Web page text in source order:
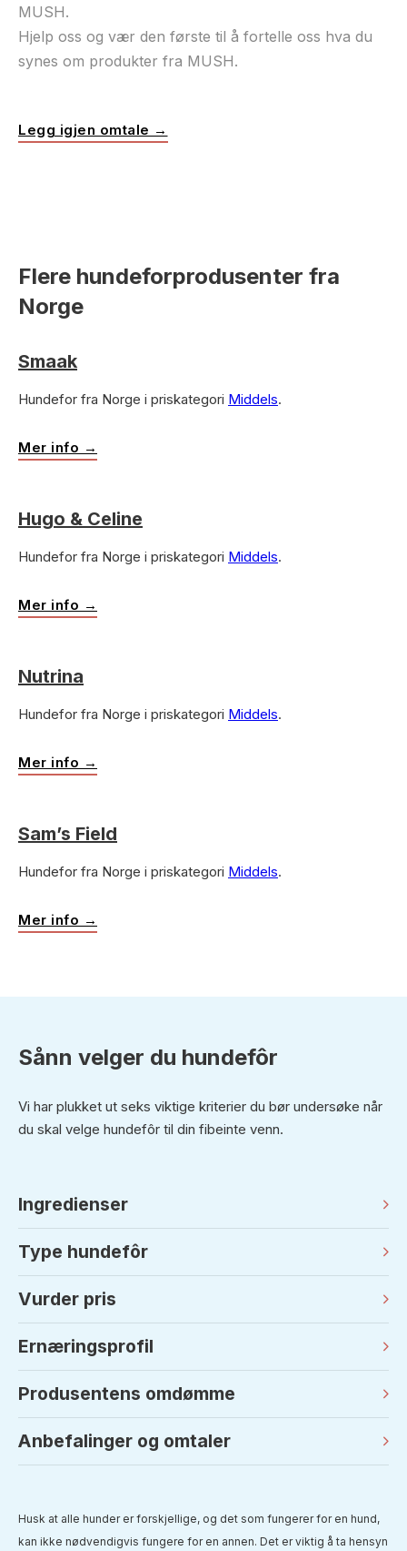
MUSH.
Hjelp oss og vær den første til å fortelle oss hva du
synes om produkter fra MUSH.
Legg igjen omtale →
Flere hundeforprodusenter fra
Norge
Smaak
Hundefor fra Norge i priskategori Middels.
Mer info →
Hugo & Celine
Hundefor fra Norge i priskategori Middels.
Mer info →
Nutrina
Hundefor fra Norge i priskategori Middels.
Mer info →
Sam’s Field
Hundefor fra Norge i priskategori Middels.
Mer info →
Sånn velger du hundefôr
Vi har plukket ut seks viktige kriterier du bør undersøke når
du skal velge hundefôr til din fibeinte venn.
Ingredienser
Type hundefôr
Vurder pris
Ernæringsprofil
Produsentens omdømme
Anbefalinger og omtaler
Husk at alle hunder er forskjellige, og det som fungerer for en hund,
kan ikke nødvendigvis fungere for en annen. Det er viktig å ta hensyn